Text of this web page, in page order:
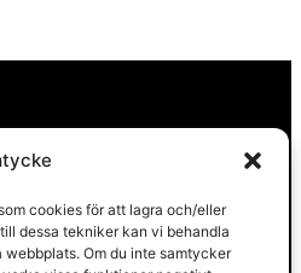
cookies för att lagra och/eller
dessa tekniker kan vi behandla
Om du inte samtycker